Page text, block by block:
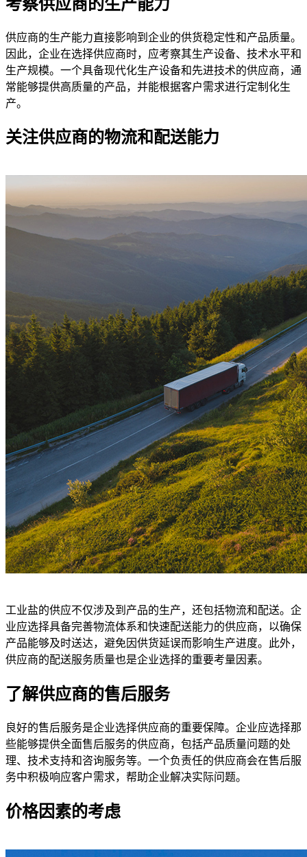
考察供应商的生产能力
供应商的生产能力直接影响到企业的供货稳定性和产品质量。
因此，企业在选择供应商时，应考察其生产设备、技术水平和
生产规模。一个具备现代化生产设备和先进技术的供应商，通
常能够提供高质量的产品，并能根据客户需求进行定制化生
产。
关注供应商的物流和配送能力
工业盐的供应不仅涉及到产品的生产，还包括物流和配送。企
业应选择具备完善物流体系和快速配送能力的供应商，以确保
产品能够及时送达，避免因供货延误而影响生产进度。此外，
供应商的配送服务质量也是企业选择的重要考量因素。
了解供应商的售后服务
良好的售后服务是企业选择供应商的重要保障。企业应选择那
些能够提供全面售后服务的供应商，包括产品质量问题的处
理、技术支持和咨询服务等。一个负责任的供应商会在售后服
务中积极响应客户需求，帮助企业解决实际问题。
价格因素的考虑